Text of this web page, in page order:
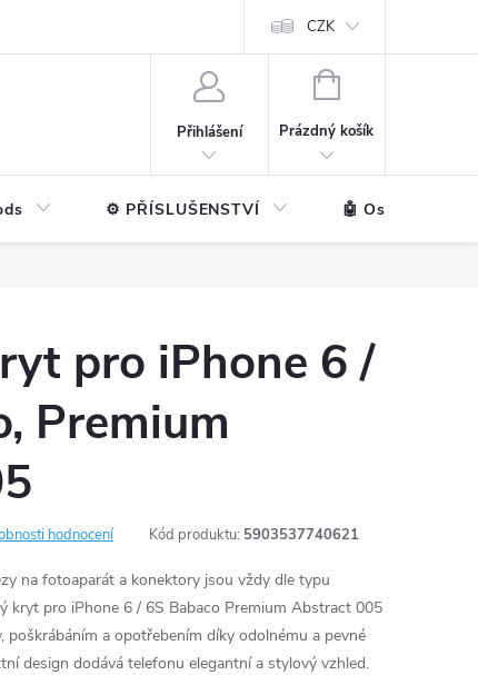
CZK
Přihlášení
NÁKUPNÍ
Prázdný košík
⚙️ PŘÍSLUŠENSTVÍ 🤖 Ostatní
pro iPhone 6 /
Premium
hodnocení Kód produktu: 5903537740621
na fotoaparát a konektory jsou vždy dle typu
kryt pro iPhone 6 / 6S Babaco Premium Abstract 005
poškrábáním a opotřebením díky odolnému a pevné
design dodává telefonu elegantní a stylový vzhled.